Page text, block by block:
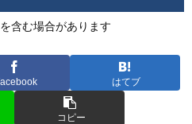
含む場合があります
はてブ
コピー